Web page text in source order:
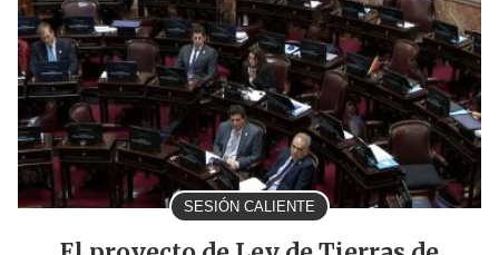
SESIÓN CALIENTE